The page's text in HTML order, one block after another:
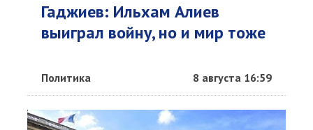
Гаджиев: Ильхам Алиев
выиграл войну, но и мир тоже
Политика 8 августа 16:59